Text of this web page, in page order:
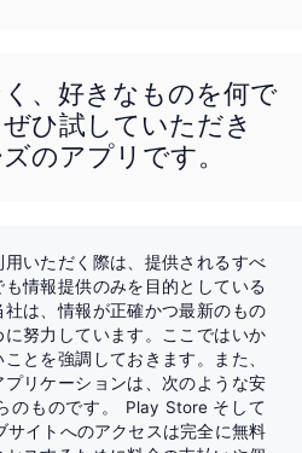
、好きなものを何で
ひ試していただき
のアプリです。
いただく際は、提供されるすべ
情報提供のみを目的としている
は、情報が正確かつ最新のもの
努力しています。ここではいか
とを強調しておきます。また、
リケーションは、次のような安
のものです。 Play Storeそして
サイトへのアクセスは完全に無料